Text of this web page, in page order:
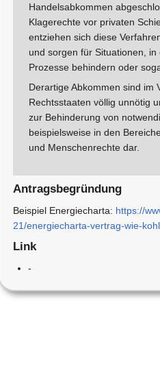
Handelsabkommen
Klagerechte vor privaten
entziehen sich diese
und sorgen für Situationen,
Prozesse behindern oder
Derartige Abkommen sind im
Rechtsstaaten völlig unnötig
zur Behinderung von
beispielsweise in den
und Menschenrechte dar.
Antragsbegründung
Beispiel Energiecharta: https://
21/energiecharta-vertrag-wie-
Link
-